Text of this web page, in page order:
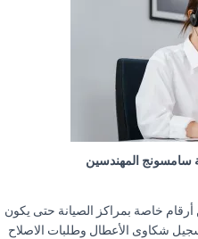
سامسونج المهندسين
خاصة بمراكز الصيانة حتى يكون
شكاوى الأعطال وطلبات الاصلاح